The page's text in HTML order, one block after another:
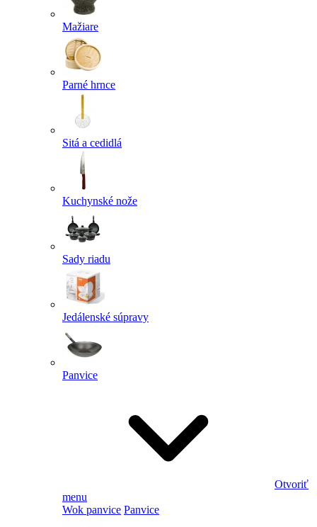
Mažiare
Parné hrnce
Sitá a cedidlá
Kuchynské nože
Sady riadu
Jedálenské súpravy
Panvice
Otvoriť
menu
Wok panvice Panvice